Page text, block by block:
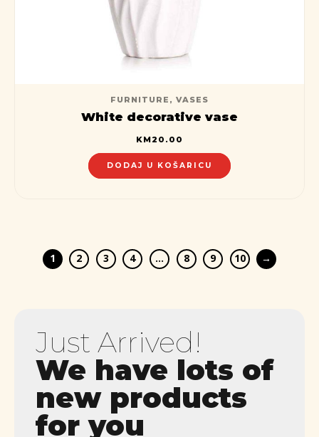
FURNITURE , VASES
White decorative vase
KM20.00
DODAJ U KOŠARICU
1 2 3 4 … 8 9 10 →
Just Arrived!
We have lots of
new products
for you